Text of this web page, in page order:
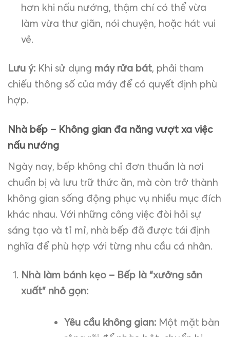
hơn khi nấu nướng, thậm chí có thể vừa
làm vừa thư giãn, nói chuyện, hoặc hát vui
vẻ.
Lưu ý: Khi sử dụng máy rửa bát, phải tham
chiếu thông số của máy để có quyết định phù
hợp.
Nhà bếp – Không gian đa năng vượt xa việc
nấu nướng
Ngày nay, bếp không chỉ đơn thuần là nơi
chuẩn bị và lưu trữ thức ăn, mà còn trở thành
không gian sống động phục vụ nhiều mục đích
khác nhau. Với những công việc đòi hỏi sự
sáng tạo và tỉ mỉ, nhà bếp đã được tái định
nghĩa để phù hợp với từng nhu cầu cá nhân.
Nhà làm bánh kẹo – Bếp là “xưởng sản
xuất” nhỏ gọn:
Yêu cầu không gian: Một mặt bàn